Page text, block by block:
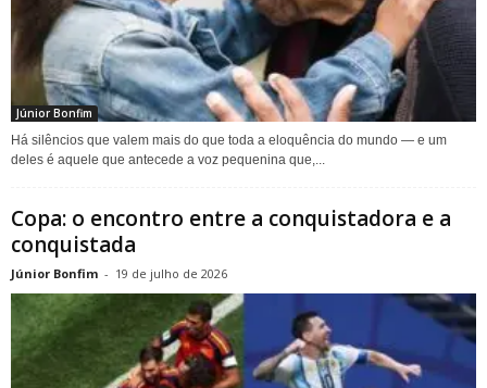
Júnior Bonfim
Há silêncios que valem mais do que toda a eloquência do mundo — e um
deles é aquele que antecede a voz pequenina que,...
Copa: o encontro entre a conquistadora e a
conquistada
Júnior Bonfim - 19 de julho de 2026